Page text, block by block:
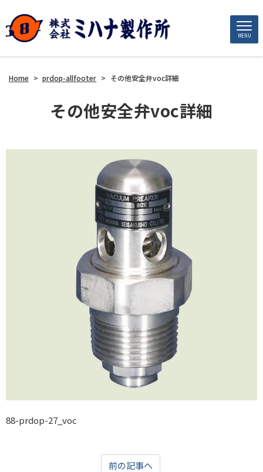
MENU
Home > prdop-allfooter > その他安全弁voc詳細
その他安全弁voc詳細
88-prdop-27_voc
前の記事へ